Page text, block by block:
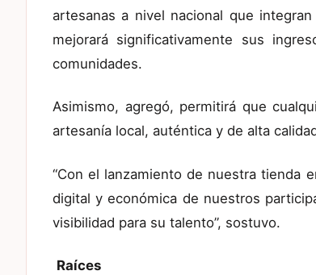
artesanas a nivel nacional que
mejorará significativamente sus
comunidades.
Asimismo, agregó, permitirá que
artesanía local, auténtica y de alta
“Con el lanzamiento de nuestra tienda
digital y económica de nuestros
visibilidad para su talento”, sostuvo.
Raíces